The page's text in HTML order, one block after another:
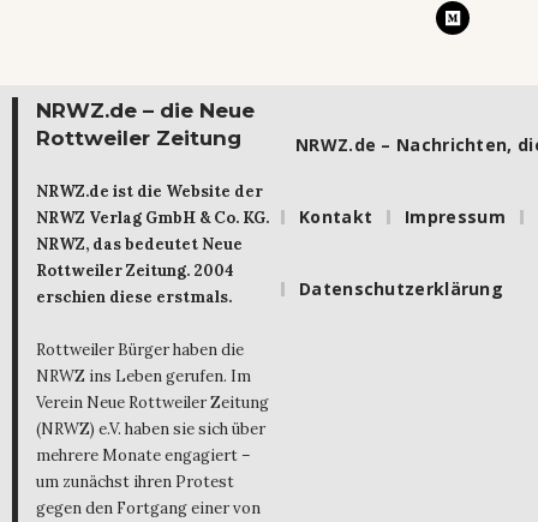
NRWZ.de – die Neue
Rottweiler Zeitung
NRWZ.de ist die Website der
NRWZ Verlag GmbH & Co. KG.
NRWZ, das bedeutet Neue
Rottweiler Zeitung. 2004
erschien diese erstmals.
Rottweiler Bürger haben die
NRWZ ins Leben gerufen. Im
Verein Neue Rottweiler Zeitung
(NRWZ) e.V. haben sie sich über
mehrere Monate engagiert –
um zunächst ihren Protest
gegen den Fortgang einer von
NRWZ.de – Nachrichten,
Kontakt Impressum
Datenschutzerklärung